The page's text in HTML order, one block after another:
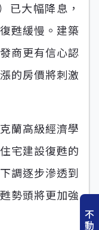
已大幅降息，
甦緩慢。建築
商更有信心認
的房價將刺激
蘭高級經濟學
宅建設復甦的
調逐步滲透到
勢頭將更加強
不
動